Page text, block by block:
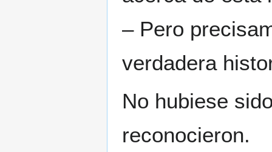
– Pero
verdadera
No hubiese
reconocieron.